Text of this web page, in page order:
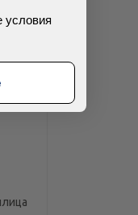
условия